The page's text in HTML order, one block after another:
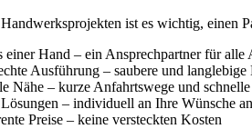
ist es wichtig, einen
einer Hand – ein Ansprechpartner für alle
Ausführung – saubere und langlebige
Nähe – kurze Anfahrtswege und
– individuell an Ihre Wünsche
Preise – keine versteckten Kosten